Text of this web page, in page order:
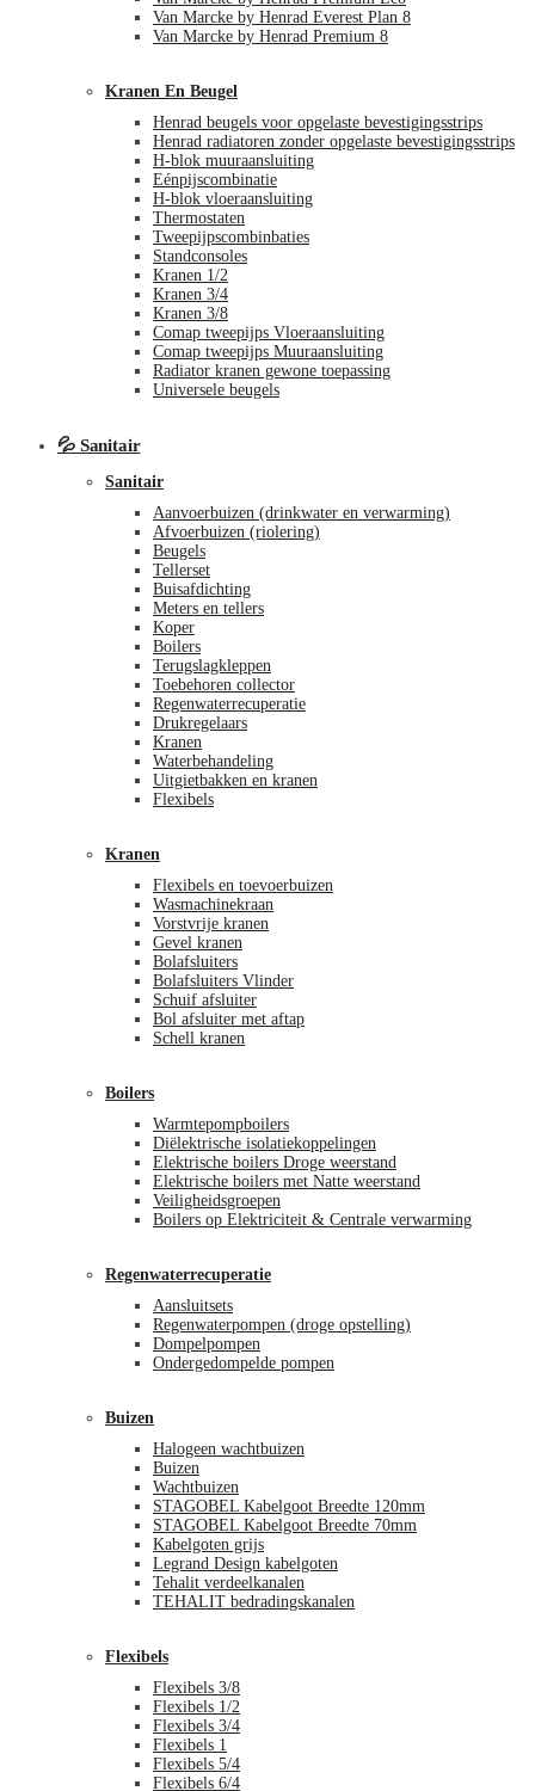
Van Marcke by Henrad Everest Plan 8
Van Marcke by Henrad Premium 8
Kranen En Beugel
Henrad beugels voor opgelaste bevestigingsstrips
Henrad radiatoren zonder opgelaste bevestigingsstrips
H-blok muuraansluiting
Eénpijscombinatie
H-blok vloeraansluiting
Thermostaten
Tweepijpscombinbaties
Standconsoles
Kranen 1/2
Kranen 3/4
Kranen 3/8
Comap tweepijps Vloeraansluiting
Comap tweepijps Muuraansluiting
Radiator kranen gewone toepassing
Universele beugels
💦 Sanitair
Sanitair
Aanvoerbuizen (drinkwater en verwarming)
Afvoerbuizen (riolering)
Beugels
Tellerset
Buisafdichting
Meters en tellers
Koper
Boilers
Terugslagkleppen
Toebehoren collector
Regenwaterrecuperatie
Drukregelaars
Kranen
Waterbehandeling
Uitgietbakken en kranen
Flexibels
Kranen
Flexibels en toevoerbuizen
Wasmachinekraan
Vorstvrije kranen
Gevel kranen
Bolafsluiters
Bolafsluiters Vlinder
Schuif afsluiter
Bol afsluiter met aftap
Schell kranen
Boilers
Warmtepompboilers
Diëlektrische isolatiekoppelingen
Elektrische boilers Droge weerstand
Elektrische boilers met Natte weerstand
Veiligheidsgroepen
Boilers op Elektriciteit & Centrale verwarming
Regenwaterrecuperatie
Aansluitsets
Regenwaterpompen (droge opstelling)
Dompelpompen
Ondergedompelde pompen
Buizen
Halogeen wachtbuizen
Buizen
Wachtbuizen
STAGOBEL Kabelgoot Breedte 120mm
STAGOBEL Kabelgoot Breedte 70mm
Kabelgoten grijs
Legrand Design kabelgoten
Tehalit verdeelkanalen
TEHALIT bedradingskanalen
Flexibels
Flexibels 3/8
Flexibels 1/2
Flexibels 3/4
Flexibels 1
Flexibels 5/4
Flexibels 6/4